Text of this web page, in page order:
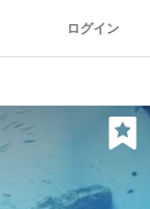
ログイン